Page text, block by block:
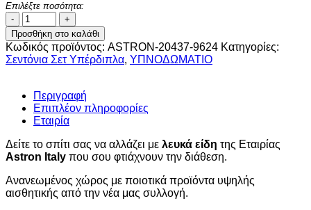
Επιλέξτε ποσότητα:
Σετ
Σεντόνια
2Χ(2,45Χ2,60)
+
2Χ(52Χ72)
Redwine
-
Astron
Italy
ποσότητα
Προσθήκη στο καλάθι
Κωδικός προϊόντος: ASTRON-20437-9624 Κατηγορίες:
Σεντόνια Σετ Υπέρδιπλα, ΥΠΝΟΔΩΜΑΤΙO
Περιγραφή
Επιπλέον πληροφορίες
Εταιρία
Δείτε το σπίτι σας να αλλάζει με λευκά είδη της Εταιρίας
Astron Italy που σου φτιάχνουν την διάθεση.
Ανανεωμένος χώρος με ποιοτικά προϊόντα υψηλής
αισθητικής από την νέα μας συλλογή.